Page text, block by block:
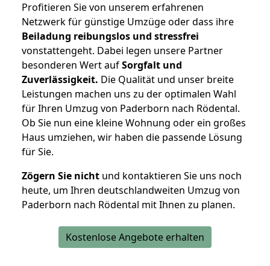
Profitieren Sie von unserem erfahrenen
Netzwerk für günstige Umzüge oder dass ihre
Beiladung reibungslos und stressfrei
vonstattengeht. Dabei legen unsere Partner
besonderen Wert aufSorgfalt und
Zuverlässigkeit. Die Qualität und unser breite
Leistungen machen uns zu der optimalen Wahl
für Ihren Umzug von Paderborn nach Rödental.
Ob Sie nun eine kleine Wohnung oder ein großes
Haus umziehen, wir haben die passende Lösung
für Sie.
Zögern Sie nicht und kontaktieren Sie uns noch
heute, um Ihren deutschlandweiten Umzug von
Paderborn nach Rödental mit Ihnen zu planen.
Kostenlose Angebote erhalten